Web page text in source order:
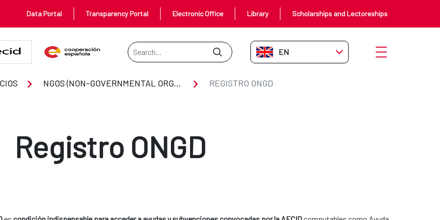
Data Portal Transparency Portal Electronic Office Library Scholarships and Lectoreships
Search Bar
EN-GB Open menu
NGOS (NON-GOVERNMENTAL ORGANIZATIONS) REGISTRO ONGD
Registro ONGD